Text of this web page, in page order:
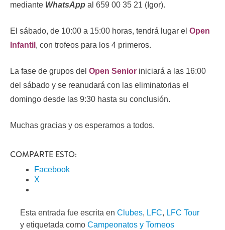
mediante WhatsApp al 659 00 35 21 (Igor).
El sábado, de 10:00 a 15:00 horas, tendrá lugar el Open
Infantil , con trofeos para los 4 primeros.
La fase de grupos del Open Senior iniciará a las 16:00
del sábado y se reanudará con las eliminatorias el
domingo desde las 9:30 hasta su conclusión.
Muchas gracias y os esperamos a todos.
COMPARTE ESTO:
Facebook
X
Esta entrada fue escrita en Clubes, LFC, LFC Tour
y etiquetada como Campeonatos y Torneos